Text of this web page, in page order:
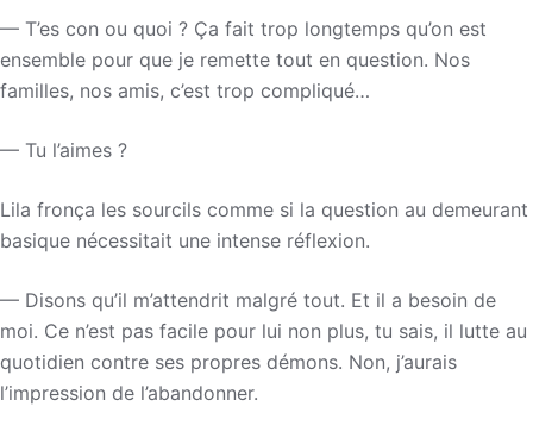
— T’es con ou quoi ? Ça fait trop longtemps qu’on est
ensemble pour que je remette tout en question. Nos
familles, nos amis, c’est trop compliqué…
— Tu l’aimes ?
Lila fronça les sourcils comme si la question au demeurant
basique nécessitait une intense réflexion.
— Disons qu’il m’attendrit malgré tout. Et il a besoin de
moi. Ce n’est pas facile pour lui non plus, tu sais, il lutte au
quotidien contre ses propres démons. Non, j’aurais
l’impression de l’abandonner.